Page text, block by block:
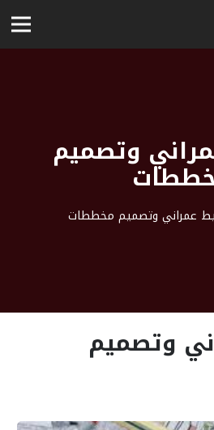
وتصميم
عمراني وتصميم مخططات
وتصميم